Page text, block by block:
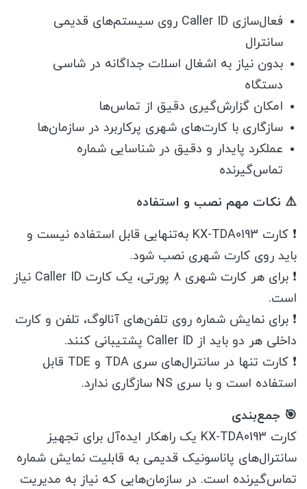
فعال‌سازی Caller ID روی سیستم‌های قدیمی
سانترال
بدون نیاز به اشغال اسلات جداگانه در شاسی
دستگاه
امکان گزارش‌گیری دقیق از تماس‌ها
سازگاری با کارت‌های شهری پرکاربرد در سازمان‌ها
عملکرد پایدار و دقیق در شناسایی شماره
تماس‌گیرنده
⚠️ نکات مهم نصب و استفاده
❗ کارت KX-TDA0193 به‌تنهایی قابل استفاده نیست و
باید روی کارت شهری نصب شود.
❗ برای هر کارت شهری ۸ پورتی، یک کارت Caller ID نیاز
است.
❗ برای نمایش شماره روی تلفن‌های آنالوگ، تلفن و کارت
داخلی هر دو باید از Caller ID پشتیبانی کنند.
❗ کارت تنها در سانترال‌های سری TDA و TDE قابل
استفاده است و با سری NS سازگاری ندارد.
🎯 جمع‌بندی
کارت KX-TDA0193 یک راهکار ایده‌آل برای تجهیز
سانترال‌های پاناسونیک قدیمی به قابلیت نمایش شماره
تماس‌گیرنده است. در سازمان‌هایی که نیاز به مدیریت